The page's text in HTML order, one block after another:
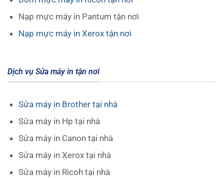
Nạp mực máy in Pantum tận nơi
Nạp mực máy in Xerox tận nơi
Dịch vụ Sửa máy in tận nơi
Sửa máy in Brother tại nhà
Sửa máy in Hp tại nhà
Sửa máy in Canon tại nhà
Sửa máy in Xerox tại nhà
Sửa máy in Ricoh tại nhà